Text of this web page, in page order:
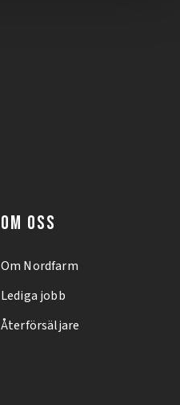
OM OSS
Om Nordfarm
Lediga jobb
Återförsäljare